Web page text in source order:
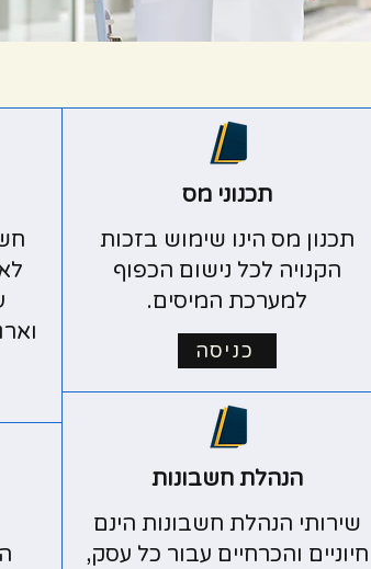
תכנוני מס
תכנון מס הינו שימוש בזכות
הקנויה לכל נישום הכפוף
למערכת המיסים.
כניסה
הנהלת חשבונות
שירותי הנהלת חשבונות הינם
חיוניים והכרחיים עבור כל עסק,